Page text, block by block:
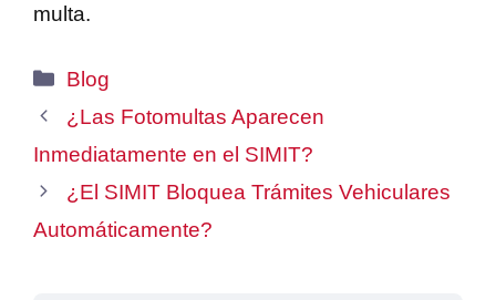
multa.
Categories
Blog
¿Las Fotomultas Aparecen
Inmediatamente en el SIMIT?
¿El SIMIT Bloquea Trámites Vehiculares
Automáticamente?